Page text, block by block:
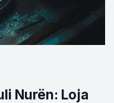
Nurën: Loja